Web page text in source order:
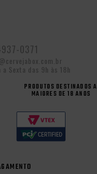
0371
a Sexta das 9h às 18h
PRODUTOS DESTINADOS A
MAIORES DE 18 ANOS